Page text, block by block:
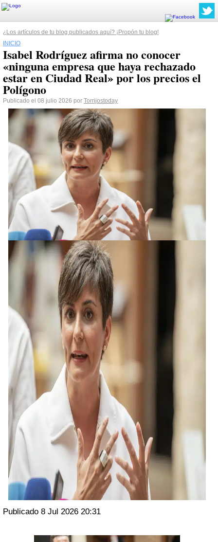
¿Los artículos de tu blog publicados aquí? ¡Propón tu blog!
INICIO
Isabel Rodríguez afirma no conocer
«ninguna empresa que haya rechazado
estar en Ciudad Real» por los precios el
Polígono
Publicado el 08 julio 2026 por Torrijostoday
Publicado 8 Jul 2026 20:31